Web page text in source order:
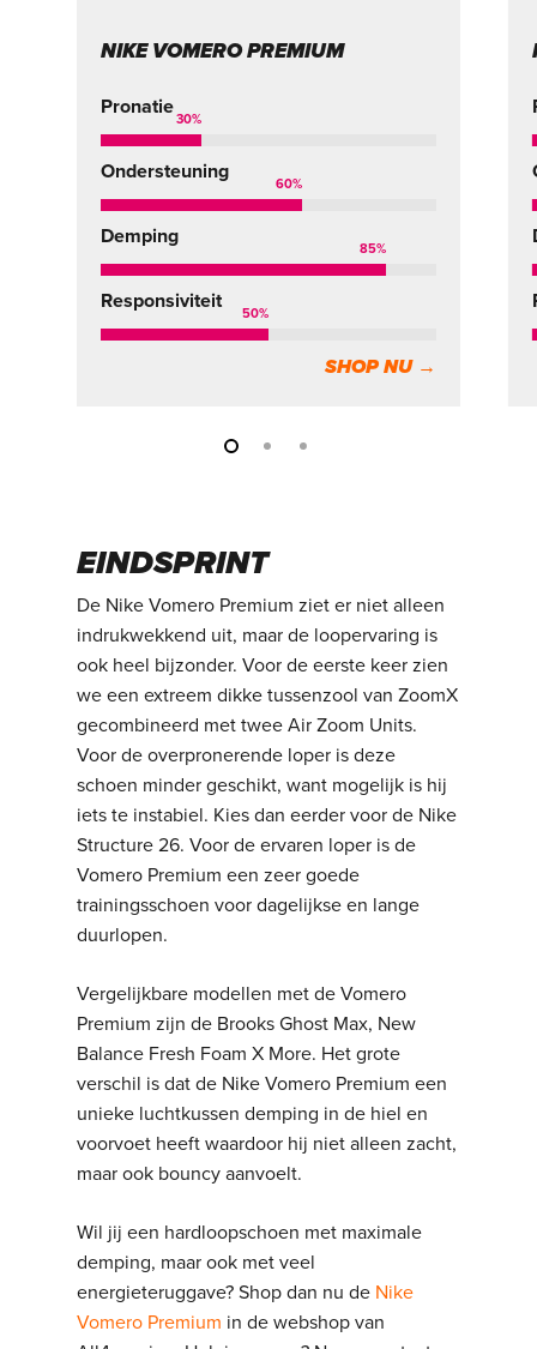
NIKE VOMERO PREMIUM
Pronatie
30%
Ondersteuning
60%
Demping
85%
Responsiviteit
50%
SHOP NU →
EINDSPRINT
De Nike Vomero Premium ziet er niet alleen
indrukwekkend uit, maar de loopervaring is
ook heel bijzonder. Voor de eerste keer zien
we een extreem dikke tussenzool van ZoomX
gecombineerd met twee Air Zoom Units.
Voor de overpronerende loper is deze
schoen minder geschikt, want mogelijk is hij
iets te instabiel. Kies dan eerder voor de Nike
Structure 26. Voor de ervaren loper is de
Vomero Premium een zeer goede
trainingsschoen voor dagelijkse en lange
duurlopen.
Vergelijkbare modellen met de Vomero
Premium zijn de Brooks Ghost Max, New
Balance Fresh Foam X More. Het grote
verschil is dat de Nike Vomero Premium een
unieke luchtkussen demping in de hiel en
voorvoet heeft waardoor hij niet alleen zacht,
maar ook bouncy aanvoelt.
Wil jij een hardloopschoen met maximale
demping, maar ook met veel
energieteruggave? Shop dan nu de Nike
Vomero Premium in de webshop van